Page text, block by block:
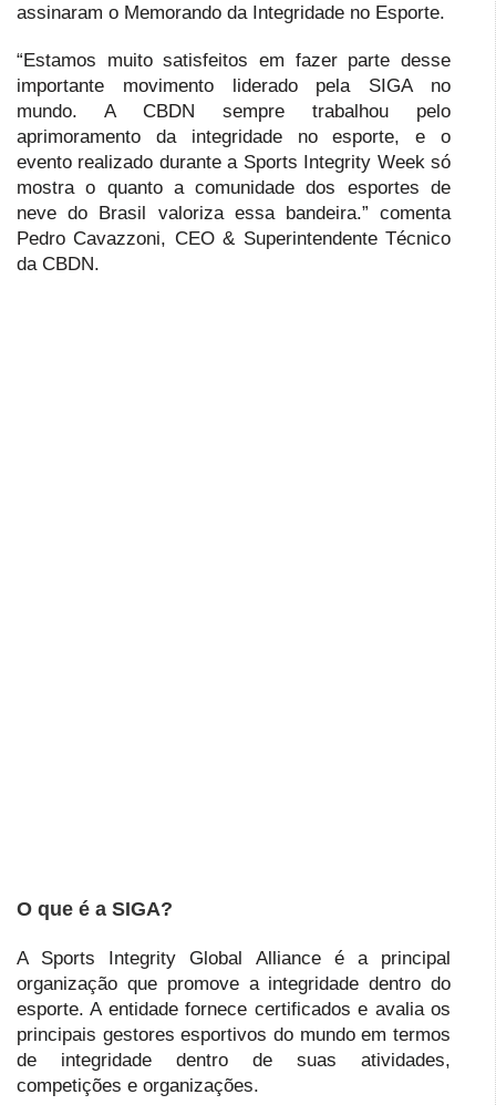
assinaram o Memorando da Integridade no Esporte.
“Estamos muito satisfeitos em fazer parte desse
importante movimento liderado pela SIGA no
mundo. A CBDN sempre trabalhou pelo
aprimoramento da integridade no esporte, e o
evento realizado durante a Sports Integrity Week só
mostra o quanto a comunidade dos esportes de
neve do Brasil valoriza essa bandeira.” comenta
Pedro Cavazzoni, CEO & Superintendente Técnico
da CBDN.
O que é a SIGA?
A Sports Integrity Global Alliance é a principal
organização que promove a integridade dentro do
esporte. A entidade fornece certificados e avalia os
principais gestores esportivos do mundo em termos
de integridade dentro de suas atividades,
competições e organizações.